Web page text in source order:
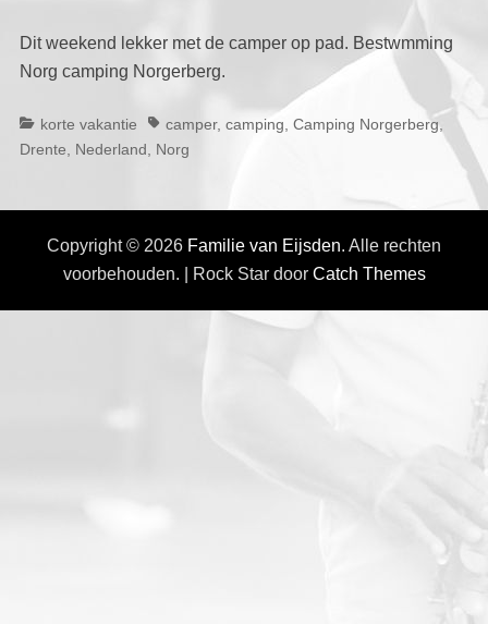
Dit weekend lekker met de camper op pad. Bestwmming
Norg camping Norgerberg.
Categorieën
korte vakantie Tagscamper, camping Camping Norgerberg,
Drente
Nederland Norg
Copyright © 2026 Familie van Eijsden. Alle rechten
voorbehouden. | Rock Star door Catch Themes